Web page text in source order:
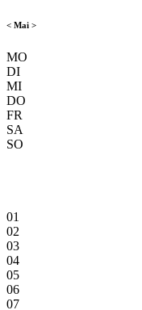
< Mai >
MO
DI
MI
DO
FR
SA
SO
01
02
03
04
05
06
07